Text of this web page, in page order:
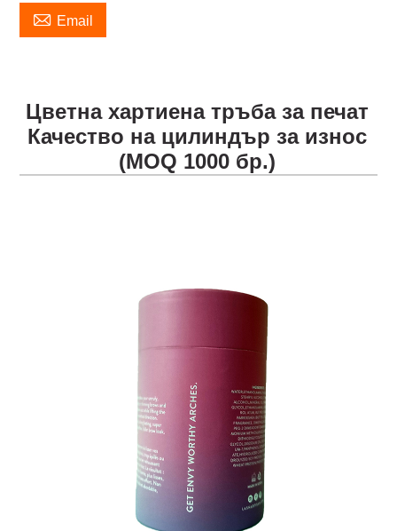
 Email
Цветна хартиена тръба за печат
Качество на цилиндър за износ
(MOQ 1000 бр.)